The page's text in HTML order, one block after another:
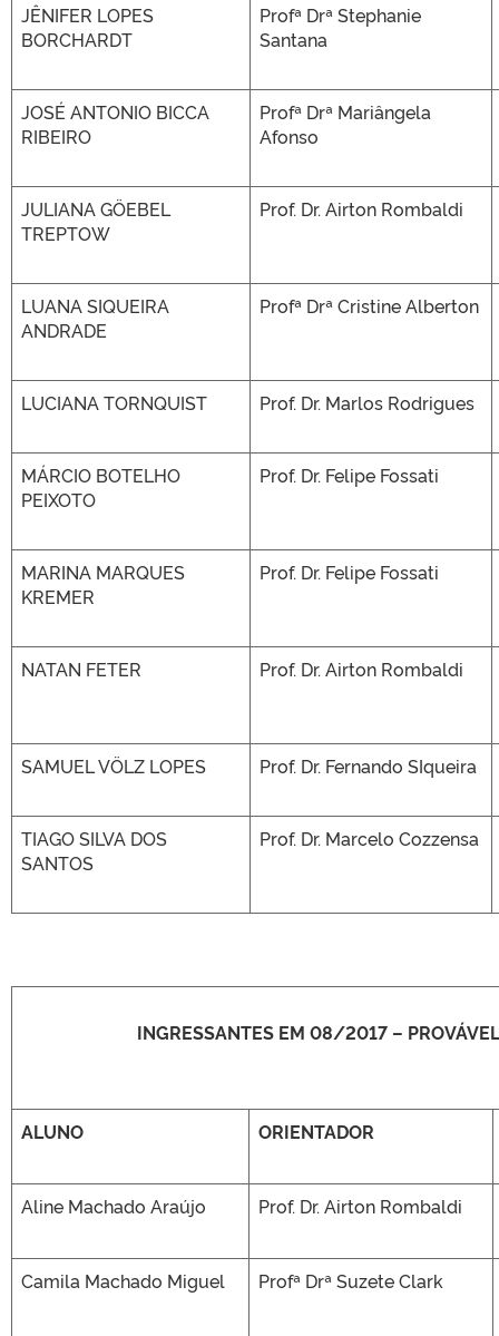
JÊNIFER LOPES
BORCHARDT
Profª Drª Stephanie
Santana
JOSÉ ANTONIO BICCA
RIBEIRO
Profª Drª Mariângela
Afonso
JULIANA GÖEBEL
TREPTOW
Prof. Dr. Airton Rombaldi
LUANA SIQUEIRA
ANDRADE
Profª Drª Cristine Alberton
LUCIANA TORNQUIST Prof. Dr. Marlos Rodrigues
MÁRCIO BOTELHO
PEIXOTO
Prof. Dr. Felipe Fossati
MARINA MARQUES
KREMER
Prof. Dr. Felipe Fossati
NATAN FETER Prof. Dr. Airton Rombaldi
SAMUEL VÖLZ LOPES Prof. Dr. Fernando SIqueira
TIAGO SILVA DOS
SANTOS
Prof. Dr. Marcelo Cozzensa
INGRESSANTES EM 08/2017 –
ALUNO ORIENTADOR
Aline Machado Araújo Prof. Dr. Airton Rombaldi
Camila Machado Miguel Profª Drª Suzete Clark